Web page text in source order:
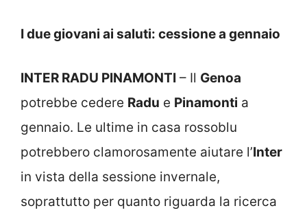
I due giovani ai saluti: cessione a gennaio
INTER RADU PINAMONTI – Il Genoa
potrebbe cedere Radu e Pinamonti a
gennaio. Le ultime in casa rossoblu
potrebbero clamorosamente aiutare l’Inter
in vista della sessione invernale,
soprattutto per quanto riguarda la ricerca